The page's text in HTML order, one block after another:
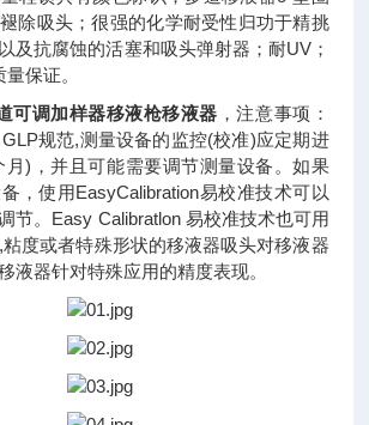
除吸头；很强的化学耐受性归功于精挑
及抗腐蚀的活塞和吸头弹射器；耐UV；
保证。
可调加样器移液枪移液器 ，注意事项：
规范,测量设备的监控(校准)应定期进
月)，并且可能需要调节测量设备。如果
，使用EasyCalibration易校准技术可以
节。Easy Calibratlon 易校准技术也可用
度或者特殊形状的移液器吸头对移液器
液器针对特殊应用的精度表现。